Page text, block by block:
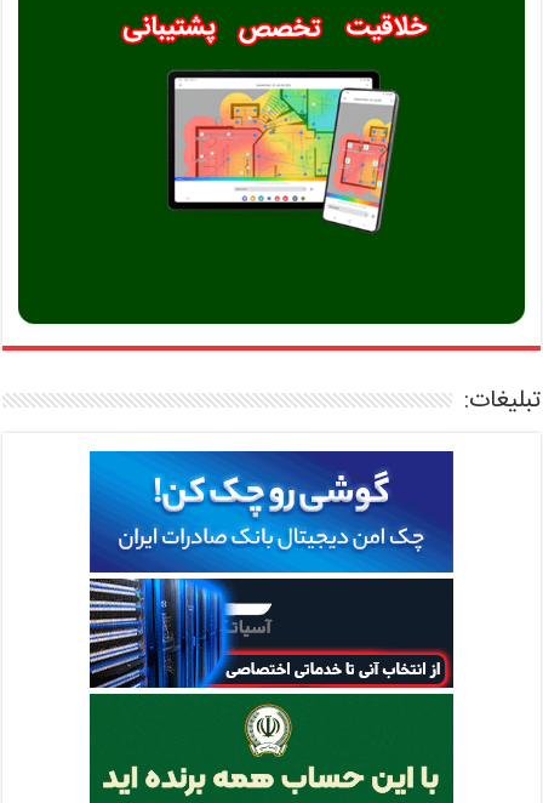
تبلیغات: